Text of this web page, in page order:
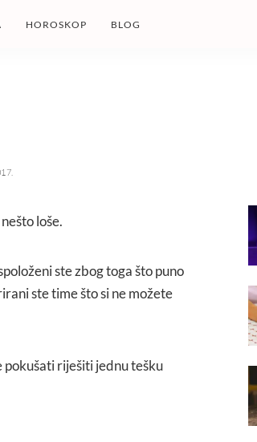
HOROSKOP BLOG
loše.
ste zbog toga što puno
ste time što si ne možete
pokušati riješiti jednu tešku